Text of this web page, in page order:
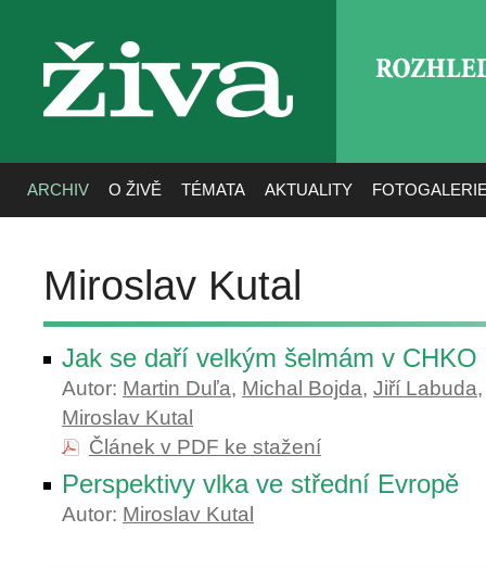
živa
ARCHIV O ŽIVĚ TÉMATA AKTUALITY
Miroslav Kutal
Jak se daří velkým šelmám v CHKO
Autor: Martin Duľa, Michal Bojda, Jiří Labuda
Miroslav Kutal
Článek v PDF ke stažení
Perspektivy vlka ve střední Evropě
Autor: Miroslav Kutal